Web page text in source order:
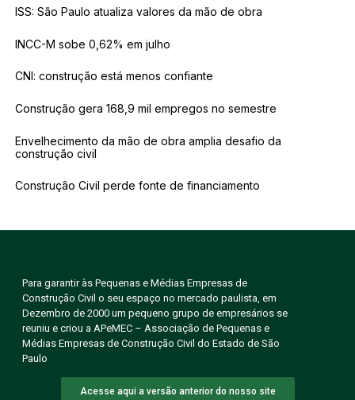
ISS: São Paulo atualiza valores da mão de obra
INCC-M sobe 0,62% em julho
CNI: construção está menos confiante
Construção gera 168,9 mil empregos no semestre
Envelhecimento da mão de obra amplia desafio da
construção civil
Construção Civil perde fonte de financiamento
Para garantir às Pequenas e Médias Empresas de
Construção Civil o seu espaço no mercado paulista, em
Dezembro de 2000 um pequeno grupo de empresários se
reuniu e criou a APeMEC – Associação de Pequenas e
Médias Empresas de Construção Civil do Estado de São
Paulo
Acesse aqui a versão anterior do nosso site